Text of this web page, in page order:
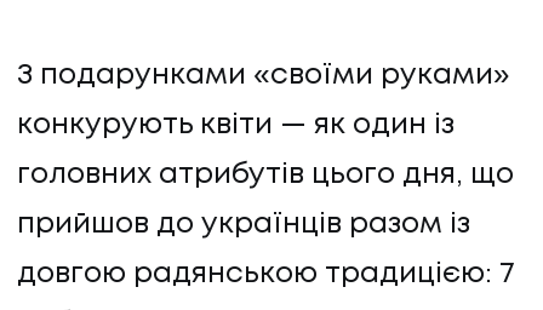
З подарунками «своїми руками»
конкурують квіти — як один із
головних атрибутів цього дня, що
прийшов до українців разом із
довгою радянською традицією: 7